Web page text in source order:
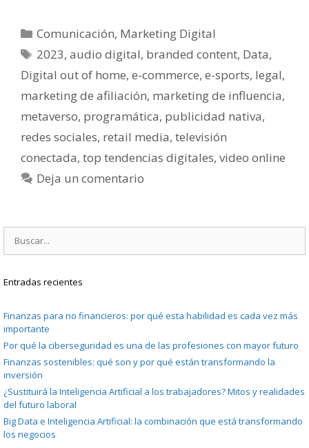
Categorías
Comunicación, Marketing Digital
Etiquetas
2023,audio digital, branded content, Data,
Digital out of home, e-commerce, e-sports, legal,
marketing de afiliación, marketing de influencia,
metaverso, programática, publicidad nativa,
redes sociales, retail media, televisión
conectada, top tendencias digitales, video online
Deja un comentario
Entradas recientes
Finanzas para no financieros: por qué esta habilidad es cada vez más
importante
Por qué la ciberseguridad es una de las profesiones con mayor futuro
Finanzas sostenibles: qué son y por qué están transformando la
inversión
¿Sustituirá la Inteligencia Artificial a los trabajadores? Mitos y realidades
del futuro laboral
Big Data e Inteligencia Artificial: la combinación que está transformando
los negocios